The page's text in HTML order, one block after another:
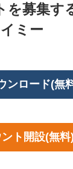
を募集す
イミー
ンロード(無
ト開設(無料)